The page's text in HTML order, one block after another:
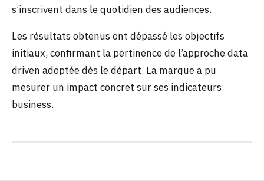
s’inscrivent dans le quotidien des audiences.
Les résultats obtenus ont dépassé les objectifs
initiaux, confirmant la pertinence de l’approche data
driven adoptée dès le départ. La marque a pu
mesurer un impact concret sur ses indicateurs
business.